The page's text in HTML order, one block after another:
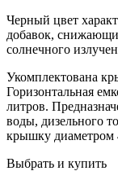
Черный цвет
добавок,
солнечного
Укомплектована
Горизонтальная
литров.
воды, дизельного
крышку диаметром
Выбрать и купить